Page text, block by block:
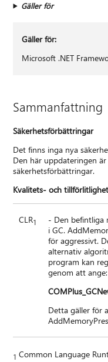
Gäller för
Gäller för:
Microsoft .NET
Sammanfattning
Säkerhetsförbättringar
Det finns inga nya
Den här uppdateringen
säkerhetsförbättringar.
Kvalitets- och
CLR1
- Den befintliga
i GC.
för aggressivt.
alternativ
program kan
genom att ange:
Detta gäller för
1 Common Language